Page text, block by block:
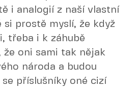
i analogií z naší vlastní
si prostě myslí, že když
třeba i k záhubě
že oni sami tak nějak
národa a budou
se příslušníky oné cizí